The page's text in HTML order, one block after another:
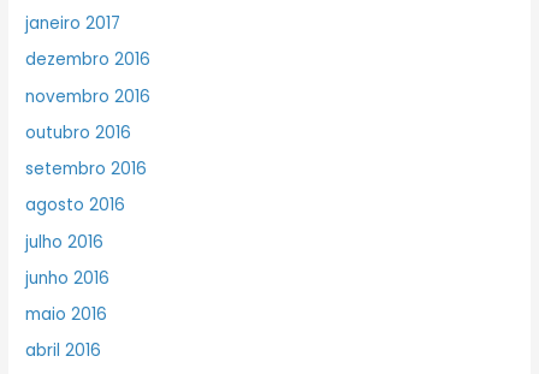
janeiro 2017
dezembro 2016
novembro 2016
outubro 2016
setembro 2016
agosto 2016
julho 2016
junho 2016
maio 2016
abril 2016